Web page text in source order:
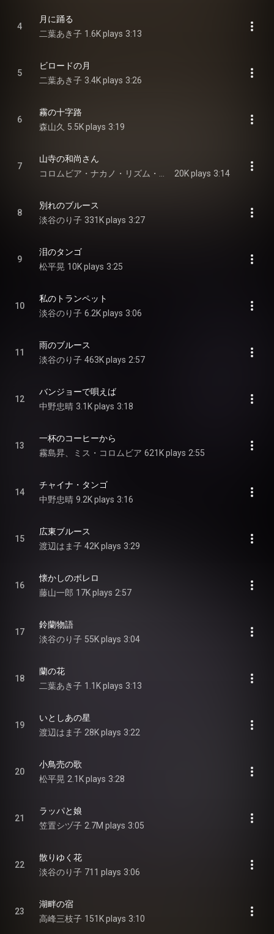
4
月に踊る
二葉あき子 1.6K plays 3:13
5
ビロードの月
二葉あき子 3.4K plays 3:26
6
霧の十字路
森山久 5.5K plays 3:19
7
山寺の和尚さん
20K plays 3:14
8
別れのブルース
淡谷のり子 331K plays 3:27
9
泪のタンゴ
松平晃 10K plays 3:25
10
私のトランペット
淡谷のり子 6.2K plays 3:06
11
雨のブルース
淡谷のり子 463K plays 2:57
12
バンジョーで唄えば
中野忠晴 3.1K plays 3:18
13
一杯のコーヒーから
霧島昇、ミス・コロムビア 621K plays 2:55
14
チャイナ・タンゴ
中野忠晴 9.2K plays 3:16
15
広東ブルース
渡辺はま子 42K plays 3:29
16
懐かしのボレロ
藤山一郎 17K plays 2:57
17
鈴蘭物語
淡谷のり子 55K plays 3:04
18
蘭の花
二葉あき子 1.1K plays 3:13
19
いとしあの星
渡辺はま子 28K plays 3:22
20
小鳥売の歌
松平晃 2.1K plays 3:28
21
ラッパと娘
笠置シヅ子 2.7M plays 3:05
22
散りゆく花
淡谷のり子 711 plays 3:06
23
湖畔の宿
高峰三枝子 151K plays 3:10